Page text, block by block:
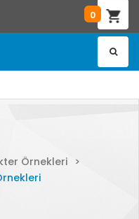
0
Örnekleri
>